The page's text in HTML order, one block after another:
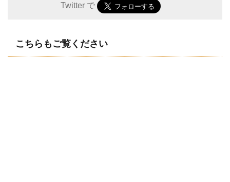
Twitter で
こちらもご覧ください